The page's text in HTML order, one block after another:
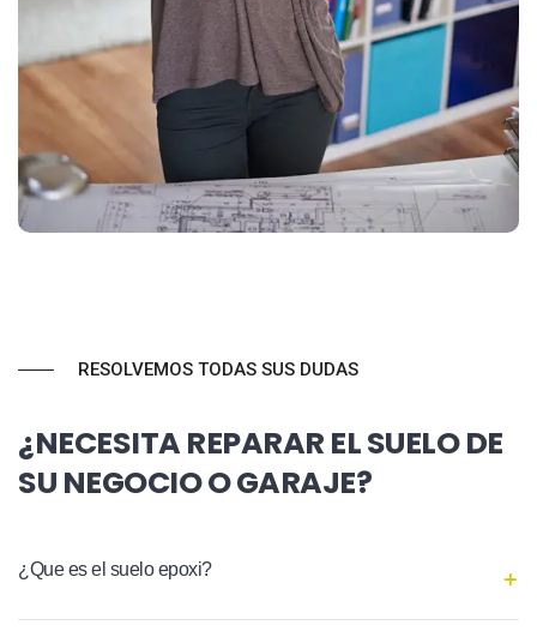
RESOLVEMOS TODAS SUS DUDAS
¿NECESITA REPARAR EL SUELO DE
SU NEGOCIO O GARAJE?
¿Que es el suelo epoxi?